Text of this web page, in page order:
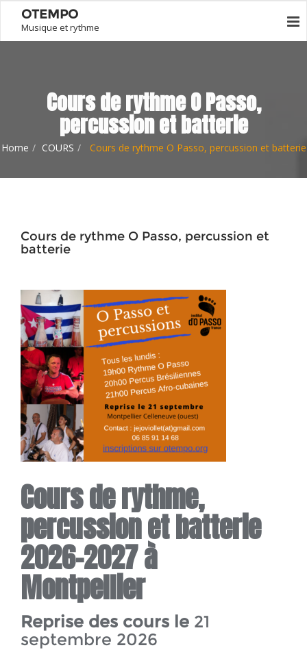
OTEMPO
Musique et rythme
Cours de rythme O Passo,
percussion et batterie
Home COURS Cours de rythme O Passo, percussion et batterie
Cours de rythme O Passo, percussion et
batterie
Cours de rythme,
percussion et batterie
2026-2027 à
Montpellier
Reprise des cours le 21
septembre 2026